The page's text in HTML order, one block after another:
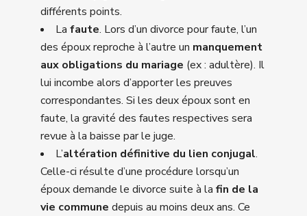
différents points.
La faute. Lors d’un divorce pour faute, l’un
des époux reproche à l’autre un manquement
aux obligations du mariage (ex : adultère). Il
lui incombe alors d’apporter les preuves
correspondantes. Si les deux époux sont en
faute, la gravité des fautes respectives sera
revue à la baisse par le juge.
L’altération définitive du lien conjugal.
Celle-ci résulte d’une procédure lorsqu’un
époux demande le divorce suite à la fin de la
vie commune depuis au moins deux ans. Ce